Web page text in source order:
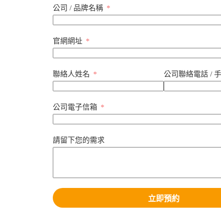
公司 / 品牌名稱
官網網址
聯絡人姓名 公司聯絡電話 /
公司電子信箱
請留下您的需求
立即預約